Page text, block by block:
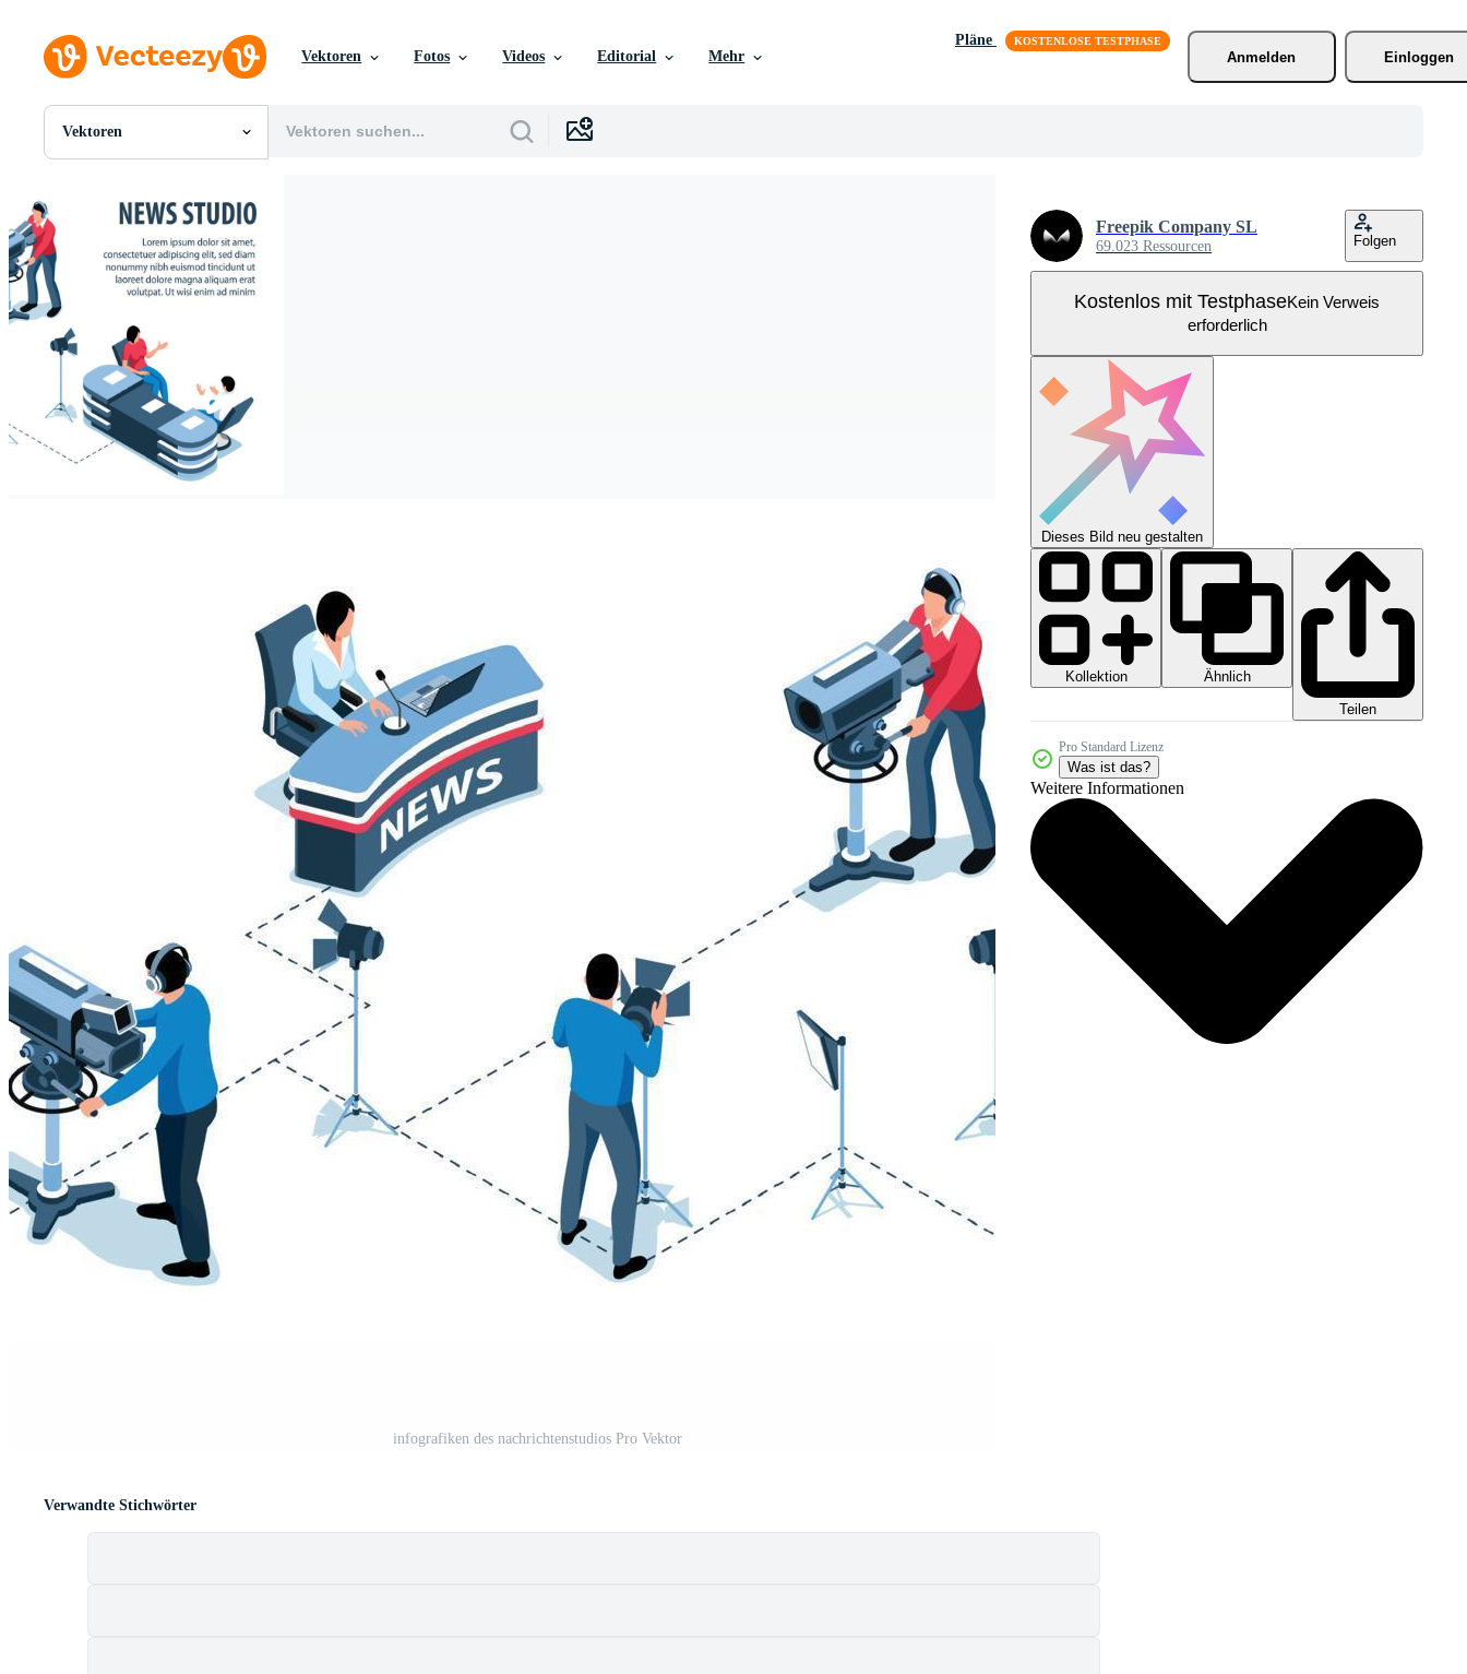
Vektoren Fotos Videos Editorial Mehr
Pläne
Anmelden
Einloggen
Vektoren
Alle Bilder
PNGs
PSDs
SVGs
Vorlagen
Vektoren
Motion Graphics
Redaktionelle Bilder
Redaktionelle Ereignisse
infografiken des nachrichtenstudios Pro Vektor
Freepik Company SL
69.023 Ressourcen Folgen
Kostenlos mit TestphaseKein Verweis
erforderlich
Dieses Bild neu gestalten
Kollektion
Ähnlich
Teilen
Pro Standard Lizenz
Was ist das?
Weitere Informationen
Verwandte Stichwörter